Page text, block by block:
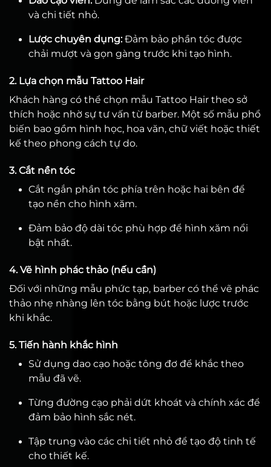
và chi tiết nhỏ.
Lược chuyên dụng:Đảm bảo phần tóc được
chải mượt và gọn gàng trước khi tạo hình.
2. Lựa chọn mẫu Tattoo Hair
Khách hàng có thể chọn mẫu Tattoo Hair theo sở
thích hoặc nhờ sự tư vấn từ barber. Một số mẫu phổ
biến bao gồm hình học, hoa văn, chữ viết hoặc thiết
kế theo phong cách tự do.
3. Cắt nền tóc
Cắt ngắn phần tóc phía trên hoặc hai bên để
tạo nền cho hình xăm.
Đảm bảo độ dài tóc phù hợp để hình xăm nổi
bật nhất.
4. Vẽ hình phác thảo (nếu cần)
Đối với những mẫu phức tạp, barber có thể vẽ phác
thảo nhẹ nhàng lên tóc bằng bút hoặc lược trước
khi khắc.
5. Tiến hành khắc hình
Sử dụng dao cạo hoặc tông đơ để khắc theo
mẫu đã vẽ.
Từng đường cạo phải dứt khoát và chính xác để
đảm bảo hình sắc nét.
Tập trung vào các chi tiết nhỏ để tạo độ tinh tế
cho thiết kế.